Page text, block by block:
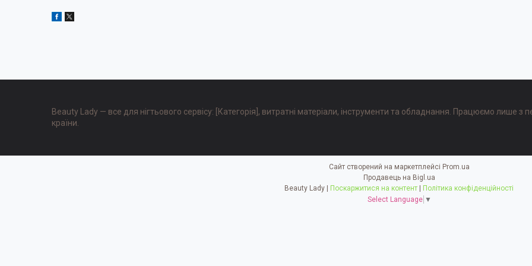
Beauty Lady — все для нігтьового сервісу: [Категорія], витратні матеріали, інструменти та обладнання. Працюємо лише з
країни.
Сайт створений на маркетплейсі Prom.ua
Продавець на Bigl.ua
Поскаржитися на контент
Політика конфіденційності
Select Language ▼